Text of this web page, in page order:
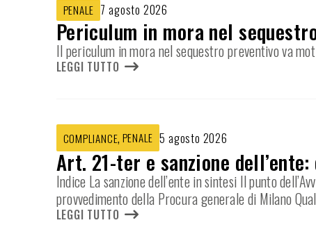
PENALE 7 agosto 2026
Periculum in mora nel
Il periculum in mora nel sequestro preventivo va
LEGGI TUTTO
COMPLIANCE, PENALE 5 agosto 2026
Art. 21-ter e sanzione
Indice La sanzione dell’ente in sintesi Il punto
provvedimento della Procura generale di Milano
LEGGI TUTTO